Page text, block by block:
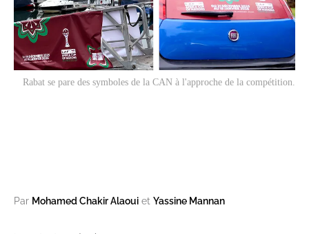
Rabat se pare des symboles de la CAN à l'approche de la compétition.
Par Mohamed Chakir Alaoui et Yassine Mannan